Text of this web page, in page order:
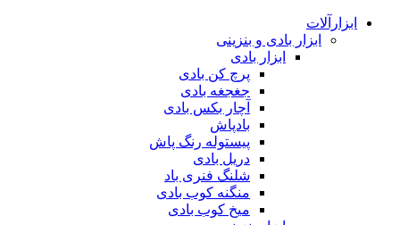
ابزارآلات
ابزار بادی و بنزینی
ابزار بادی
پرچ کن بادی
جغجغه بادی
آچار بکس بادی
بادپاش
پیستوله رنگ پاش
دریل بادی
شلنگ فنری باد
منگنه کوب بادی
میخ کوب بادی